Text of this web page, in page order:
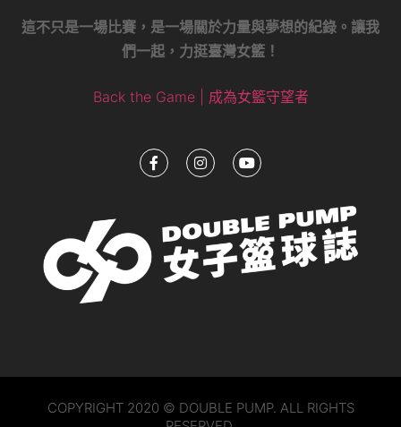
這不只是一場比賽，是一場關於力量與夢想的紀錄。讓我
們一起，力挺臺灣女籃！
Back the Game | 成為女籃守望者
COPYRIGHT 2020 © DOUBLE PUMP. ALL RIGHTS